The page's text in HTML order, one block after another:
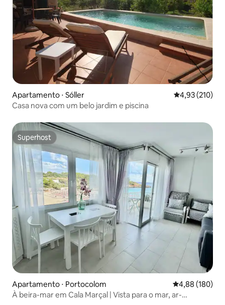
Apartamento ⋅ Sóller 4,93 de uma
4,93 (210)
Casa nova com um belo jardim e piscina
Superhost
Superhost
Apartamento ⋅ Portocolom 4,88 de uma
4,88 (180)
À beira-mar em Cala Marçal | Vista para o mar, ar-